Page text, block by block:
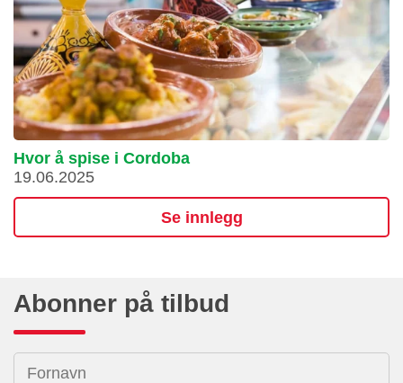
Hvor å spise i Cordoba
19.06.2025
Se innlegg
Abonner på tilbud
Fornavn